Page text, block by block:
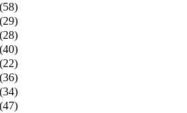
(58)
(29)
(28)
(40)
(22)
(36)
(34)
(47)